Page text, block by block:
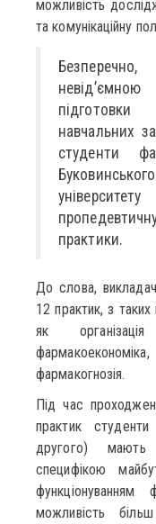
можливість
та комунікаційну
навчальних
студенти
практики.
До слова,
12 практик, з таких
як
фармакоекономіка,
фармакогнозія.
Під час
практик
другого) мають
специфікою
можливість